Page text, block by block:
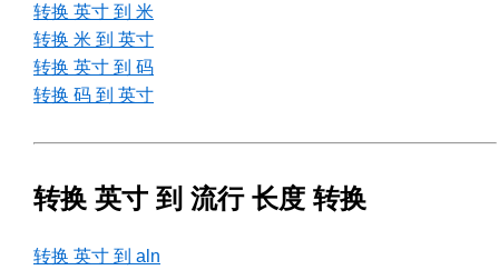
转换 英寸 到 米
转换 米 到 英寸
转换 英寸 到 码
转换 码 到 英寸
转换 英寸 到 流行 长度 转换
转换 英寸 到 aln